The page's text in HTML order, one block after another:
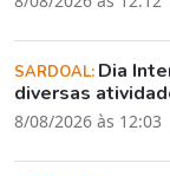
SARDOAL: Dia
diversas
8/08/2026 às 12:03